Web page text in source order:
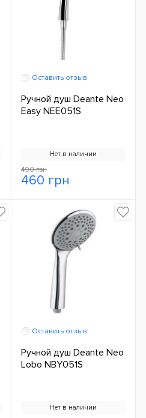
Оставить отзыв
Ручной душ Deante Neo
Easy NEE051S
Нет в наличии
490 грн
460 грн
Оставить отзыв
Ручной душ Deante Neo
Lobo NBY051S
Нет в наличии